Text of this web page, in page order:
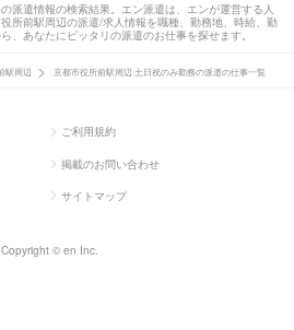
派遣情報の検索結果。エン派遣は、エンが運営する人
所前駅周辺の派遣/求人情報を職種、勤務地、時給、勤
、あなたにピッタリの派遣のお仕事を探せます。
駅周辺 京都市役所前駅周辺 土日祝のみ勤務の派遣の仕事一覧
ご利用規約
掲載のお問い合わせ
サイトマップ
Copyright © en Inc.